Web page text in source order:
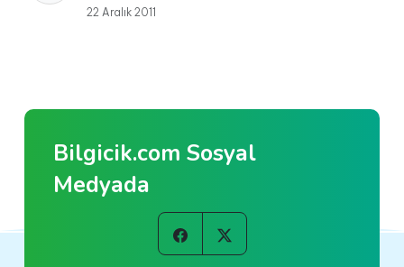
22 Aralık 2011
Bilgicik.com Sosyal
Medyada